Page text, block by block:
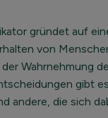
gründet auf
von
Wahrnehmung
gibt
andere, die sich